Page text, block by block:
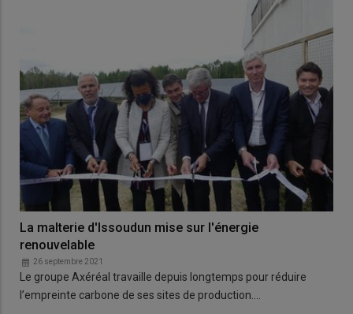
La malterie d'Issoudun mise sur l'énergie
renouvelable
26 septembre 2021
Le groupe Axéréal travaille depuis longtemps pour réduire
l’empreinte carbone de ses sites de production.…